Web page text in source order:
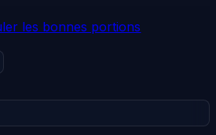
les bonnes portions